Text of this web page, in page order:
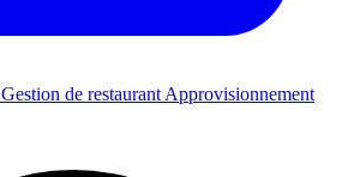
Gestion de restaurant Approvisionnement